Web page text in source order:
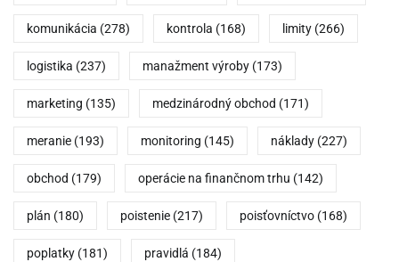
komunikácia (278) kontrola (168) limity (266)
logistika (237) manažment výroby (173)
marketing (135) medzinárodný obchod (171)
meranie (193) monitoring (145) náklady (227)
obchod (179) operácie na finančnom trhu (142)
plán (180) poistenie (217) poisťovníctvo (168)
poplatky (181) pravidlá (184)